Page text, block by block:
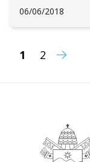
06/06/2018
1 2